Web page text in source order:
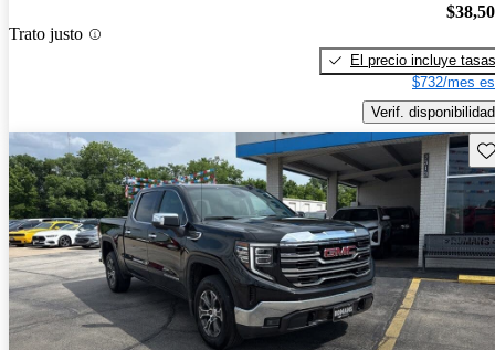
Trato justo
El precio incluye tasas
$732/mes
Verif. disponibilidad